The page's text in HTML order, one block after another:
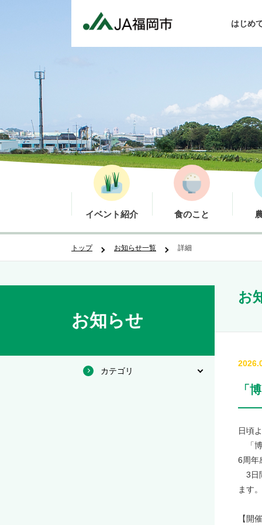
はじめ
イベント紹介 食のこと
トップ お知らせ一覧 詳細
お
お知らせ
カテゴリ
「
日頃
「博
6周年
3日
ます
【開